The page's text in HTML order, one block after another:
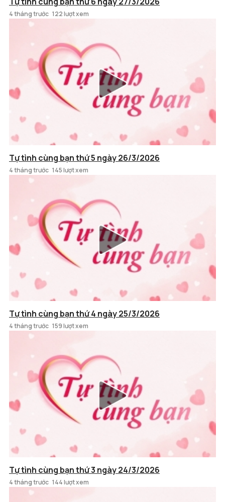
4 tháng trước 122 lượt xem
Tự tình cùng bạn thứ 5 ngày 26/3/2026
4 tháng trước 145 lượt xem
Tự tình cùng bạn thứ 4 ngày 25/3/2026
4 tháng trước 159 lượt xem
Tự tình cùng bạn thứ 3 ngày 24/3/2026
4 tháng trước 144 lượt xem